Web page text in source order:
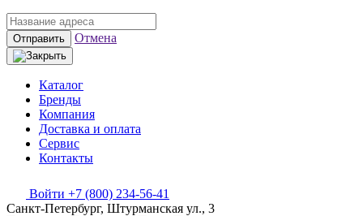
Отправить Отмена
Каталог
Бренды
Компания
Доставка и оплата
Сервис
Контакты
Войти +7 (800) 234-56-41
Санкт-Петербург, Штурманская ул., 3